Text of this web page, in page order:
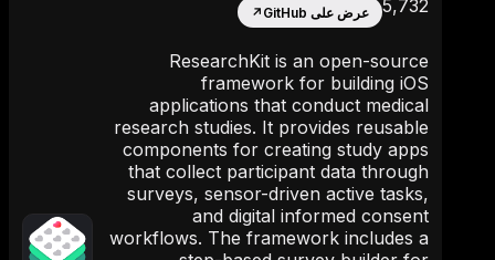
5,732 عرض على GitHub ↗
ResearchKit is an open-source
framework for building iOS
applications that conduct medical
research studies. It provides reusable
components for creating study apps
that collect participant data through
surveys, sensor-driven active tasks,
and digital informed consent
workflows. The framework includes a